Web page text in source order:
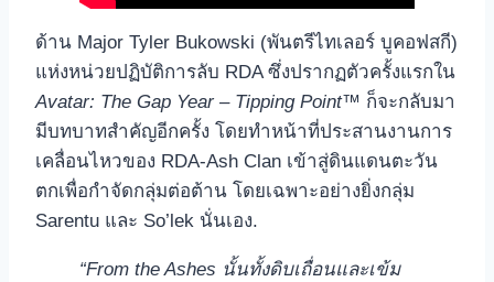
ด้าน Major Tyler Bukowski (พันตรีไทเลอร์ บูคอฟสกี)
แห่งหน่วยปฏิบัติการลับ RDA ซึ่งปรากฏตัวครั้งแรกใน
Avatar: The Gap Year – Tipping Point™ ก็จะกลับมา
มีบทบาทสำคัญอีกครั้ง โดยทำหน้าที่ประสานงานการ
เคลื่อนไหวของ RDA-Ash Clan เข้าสู่ดินแดนตะวัน
ตกเพื่อกำจัดกลุ่มต่อต้าน โดยเฉพาะอย่างยิ่งกลุ่ม
Sarentu และ So’lek นั่นเอง.
“From the Ashes นั้นทั้งดิบเถื่อนและเข้ม